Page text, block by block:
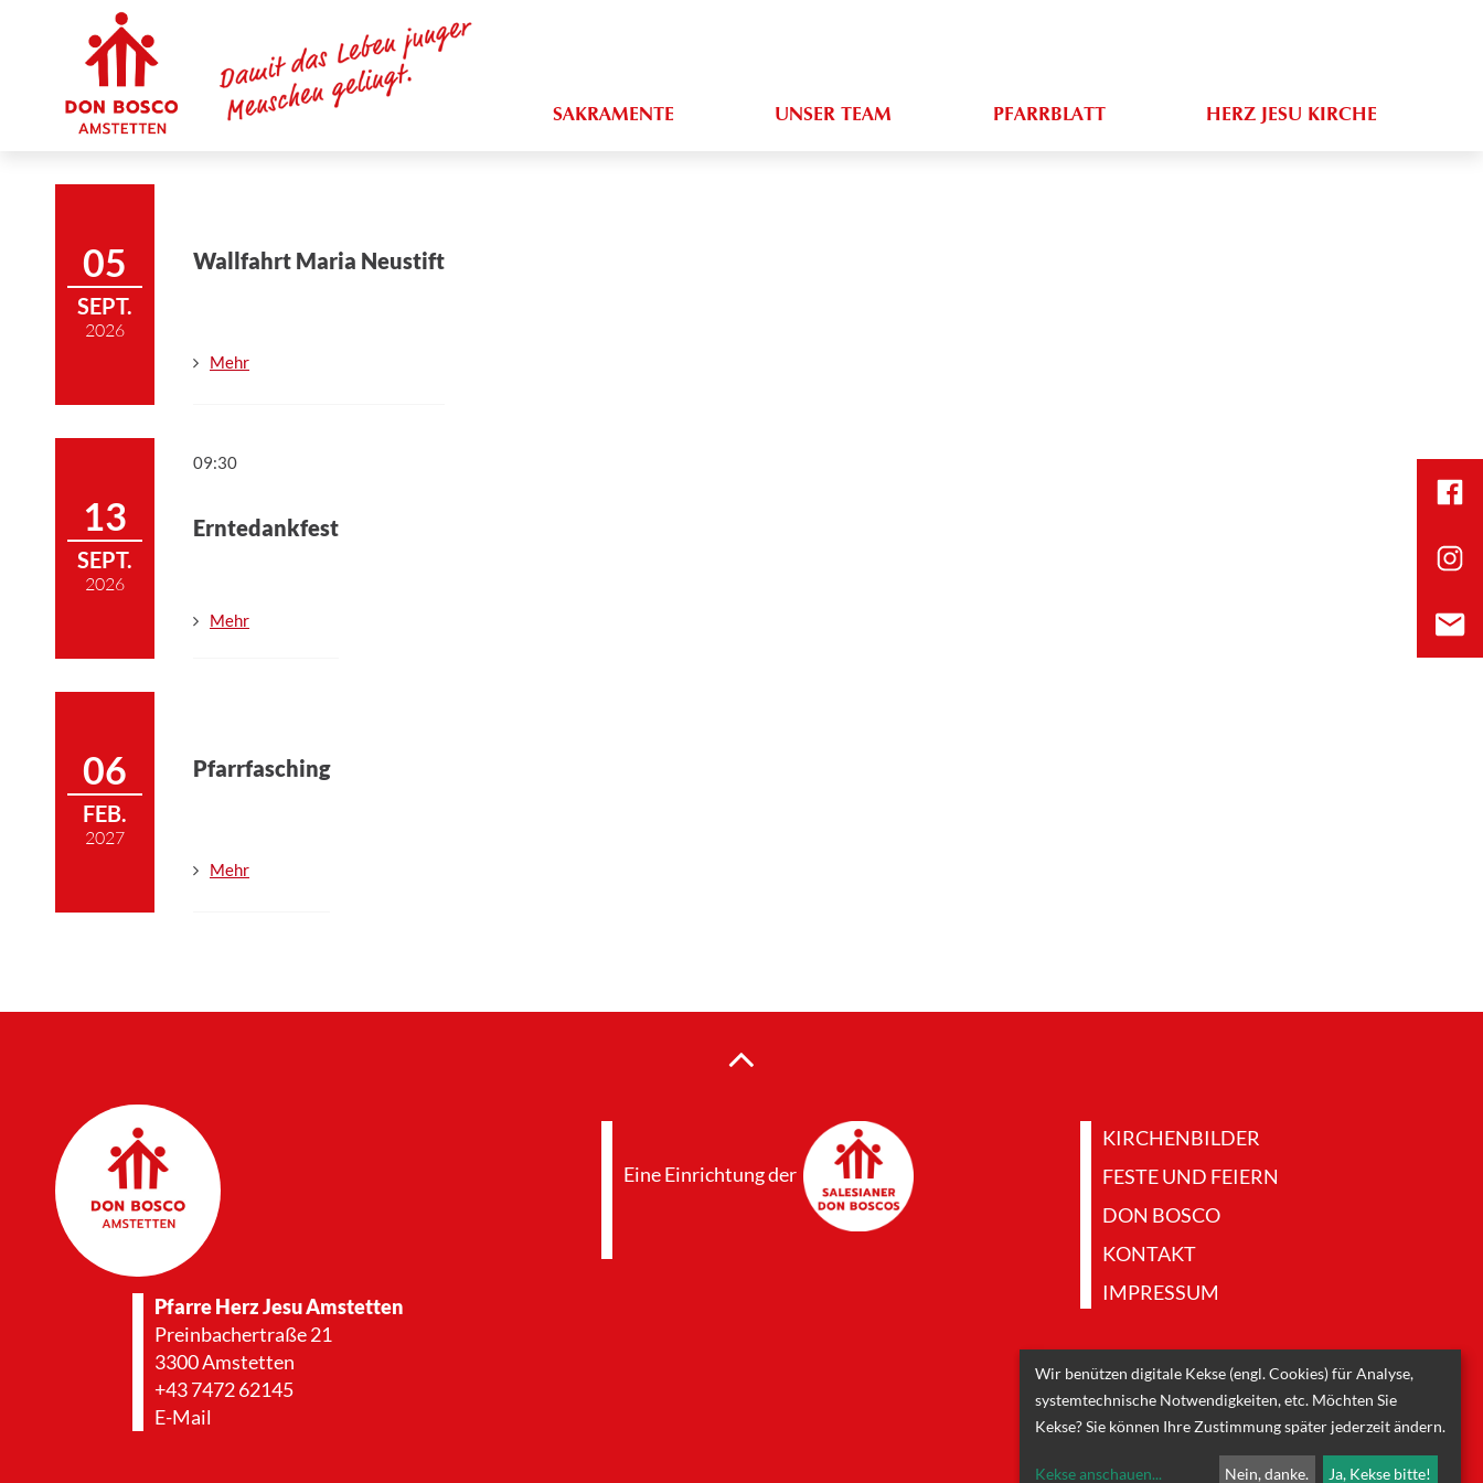
SAKRAMENTE UNSER TEAM PFARRBLATT HERZ JESU KIRCHE
05
SEPT.
2026
Wallfahrt Maria Neustift
Mehr
13
SEPT.
2026
09:30
Erntedankfest
Mehr
06
FEB.
2027
Pfarrfasching
Mehr
Pfarre Herz Jesu Amstetten
Preinbachertraße 21
3300 Amstetten
+43 7472 62145
E-Mail
Eine Einrichtung der
KIRCHENBILDER
FESTE UND FEIERN
DON BOSCO
KONTAKT
IMPRESSUM
Wir benützen digitale Kekse (engl. Cookies) für Analyse,
systemtechnische Notwendigkeiten, etc. Möchten Sie
Kekse? Sie können Ihre Zustimmung später jederzeit ändern.
Kekse anschauen... Nein, danke. Ja, Kekse bitte!